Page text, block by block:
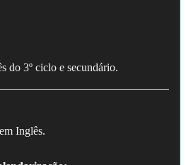
do 3º ciclo e secundário.
Inglês.